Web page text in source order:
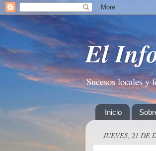
El
Sucesos locales y
Inicio
JUEVES, 21 DE